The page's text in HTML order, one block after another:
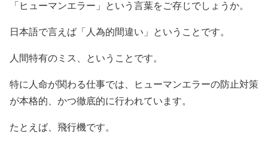
「ヒューマンエラー」という言葉をご存じでしょうか。
日本語で言えば「人為的間違い」ということです。
人間特有のミス、ということです。
特に人命が関わる仕事では、ヒューマンエラーの防止対策
が本格的、かつ徹底的に行われています。
たとえば、飛行機です。